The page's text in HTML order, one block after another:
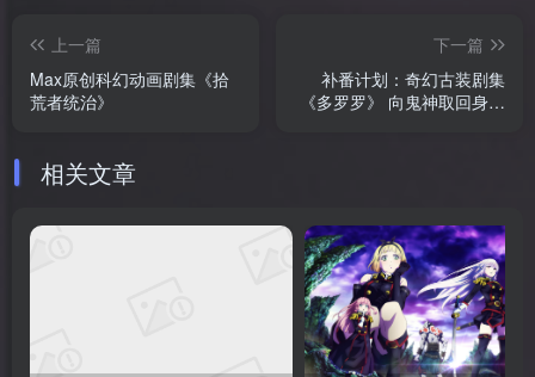
上一篇
Max原创科幻动画剧集《拾
荒者统治》
下一篇
补番计划：奇幻古装剧集
《多罗罗》 向鬼神取回身体
相关文章